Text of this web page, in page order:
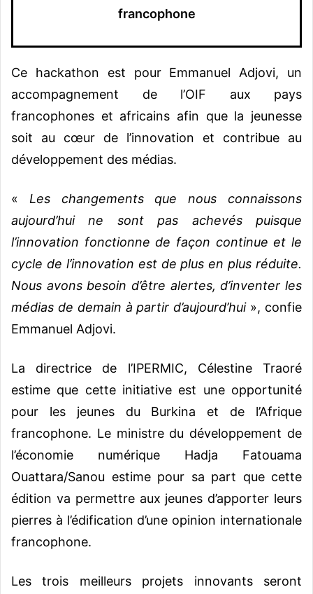
francophone
Ce hackathon est pour Emmanuel Adjovi, un
accompagnement de l’OIF aux pays
francophones et africains afin que la jeunesse
soit au cœur de l’innovation et contribue au
développement des médias.
« Les changements que nous connaissons
aujourd’hui ne sont pas achevés puisque
l’innovation fonctionne de façon continue et le
cycle de l’innovation est de plus en plus réduite.
Nous avons besoin d’être alertes, d’inventer les
médias de demain à partir d’aujourd’hui», confie
Emmanuel Adjovi.
La directrice de l’IPERMIC, Célestine Traoré
estime que cette initiative est une opportunité
pour les jeunes du Burkina et de l’Afrique
francophone. Le ministre du développement de
l’économie numérique Hadja Fatouama
Ouattara/Sanou estime pour sa part que cette
édition va permettre aux jeunes d’apporter leurs
pierres à l’édification d’une opinion internationale
francophone.
Les trois meilleurs projets innovants seront